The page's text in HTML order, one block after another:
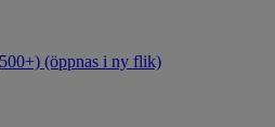
(öppnas i ny flik)